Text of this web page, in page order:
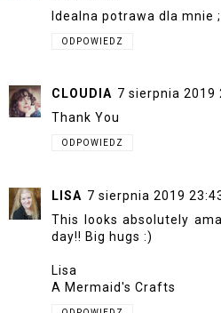
Idealna potrawa dla mnie
ODPOWIEDZ
CLOUDIA 7 sierpnia 2019
Thank You
ODPOWIEDZ
LISA 7 sierpnia 2019
This looks absolutely
day!! Big hugs :)
Lisa
A Mermaid's Crafts